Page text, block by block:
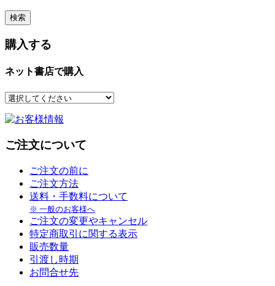
購入する
ネット書店で購入
ご注文について
ご注文の前に
ご注文方法
送料・手数料について
※ 一般のお客様へ
ご注文の変更やキャンセル
特定商取引に関する表示
販売数量
引渡し時期
お問合せ先